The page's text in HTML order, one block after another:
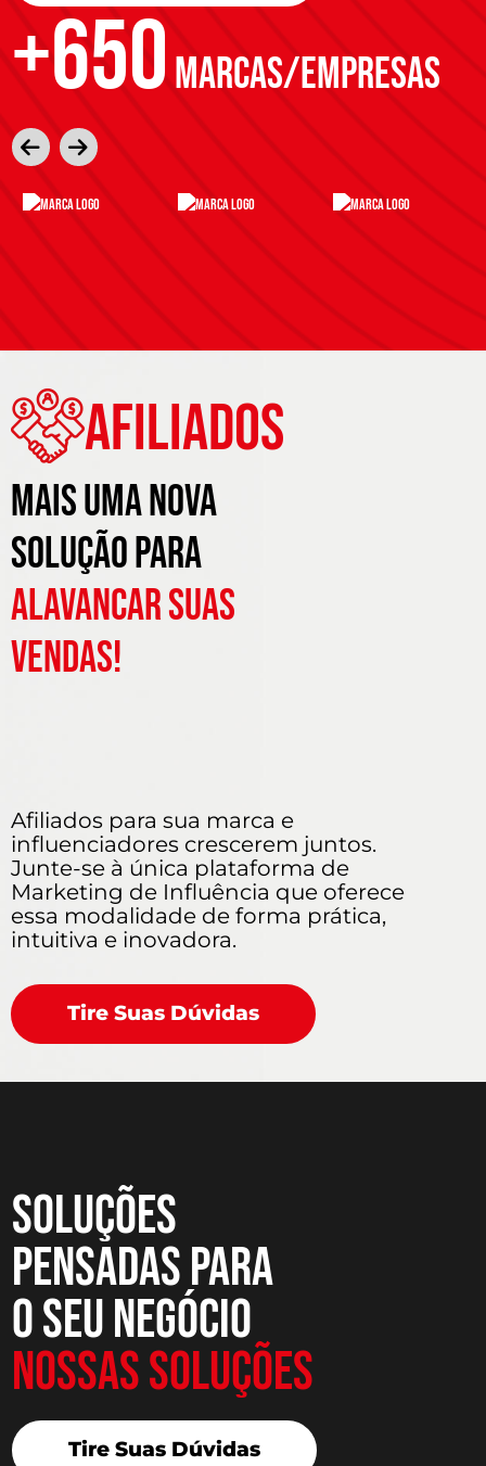
+650 MARCAS/EMPRESAS
Afiliados
Mais uma nova
solução para
alavancar suas
vendas!
Afiliados para sua marca e
influenciadores crescerem juntos.
Junte-se à única plataforma de
Marketing de Influência que oferece
essa modalidade de forma prática,
intuitiva e inovadora.
Tire Suas Dúvidas
Soluções
pensadas para
o seu negócio
Nossas Soluções
Tire Suas Dúvidas